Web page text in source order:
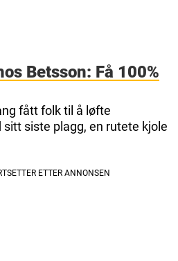
Betsson: Få 100%
fått folk til å løfte
siste plagg, en rutete kjole